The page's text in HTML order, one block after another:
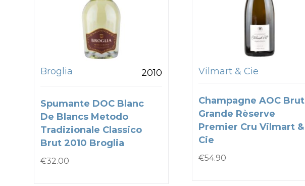
Broglia 2010
Spumante DOC Blanc
De Blancs Metodo
Tradizionale Classico
Brut 2010 Broglia
€32.00
Vilmart & Cie
Champagne AOC Brut
Grande Rèserve
Premier Cru Vilmart &
Cie
€54.90